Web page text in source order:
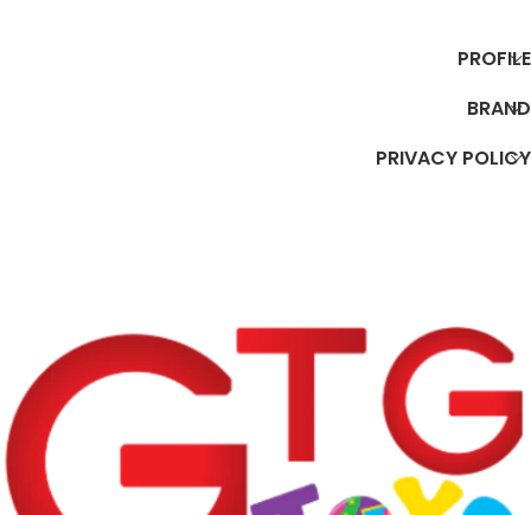
PROFILE
BRAND
PRIVACY POLICY